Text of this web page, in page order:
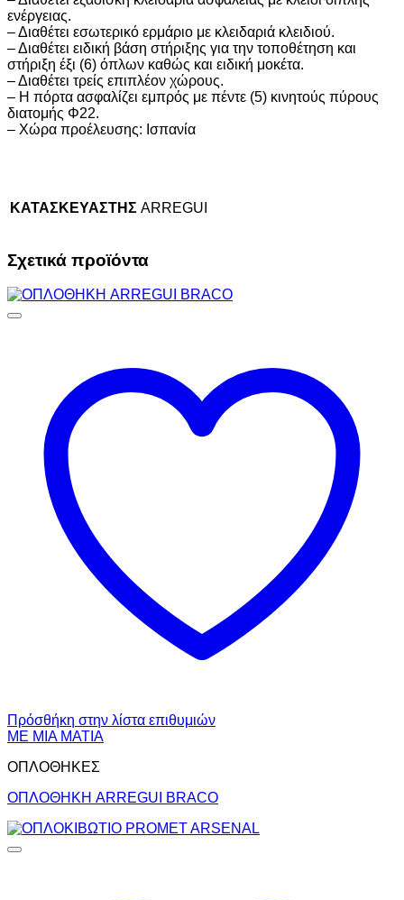
ενέργειας.
– Διαθέτει εσωτερικό ερμάριο με κλειδαριά κλειδιού.
– Διαθέτει ειδική βάση στήριξης για την τοποθέτηση και
στήριξη έξι (6) όπλων καθώς και ειδική μοκέτα.
– Διαθέτει τρείς επιπλέον χώρους.
– Η πόρτα ασφαλίζει εμπρός με πέντε (5) κινητούς πύρους
διατομής Φ22.
– Xώρα προέλευσης: Ισπανία
ΚΑΤΑΣΚΕΥΑΣΤΗΣ ARREGUI
Σχετικά προϊόντα
Πρόσθήκη στην λίστα επιθυμιών
ΜΕ ΜΙΑ ΜΑΤΙΑ
ΟΠΛΟΘΗΚΕΣ
ΟΠΛΟΘΗΚΗ ARREGUI BRACO